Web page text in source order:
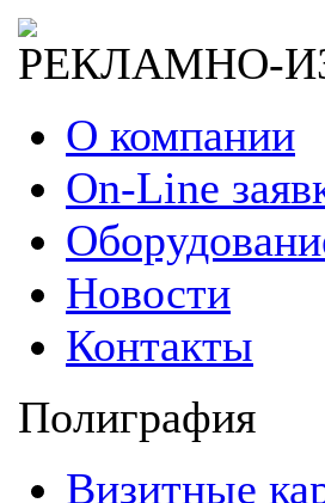
РЕКЛАМНО-
О компании
On-Line
Новости
Контакты
Полиграфия
Визитные